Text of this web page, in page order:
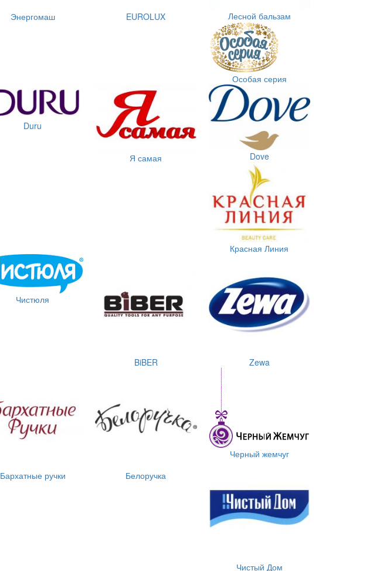
Энергомаш EUROLUX Лесной бальзам
Особая серия
Duru
Я самая Dove
Красная Линия
Чистюля
BiBER Zewa
Бархатные ручки Белоручка
Черный жемчуг
Чистый Дом